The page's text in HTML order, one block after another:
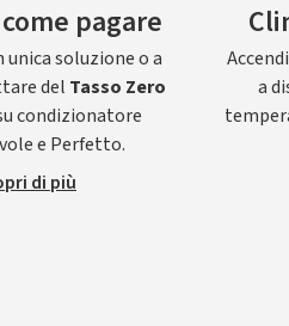
pagare
unica soluzione o a
del Tasso Zero
condizionatore
e Perfetto.
di più
a